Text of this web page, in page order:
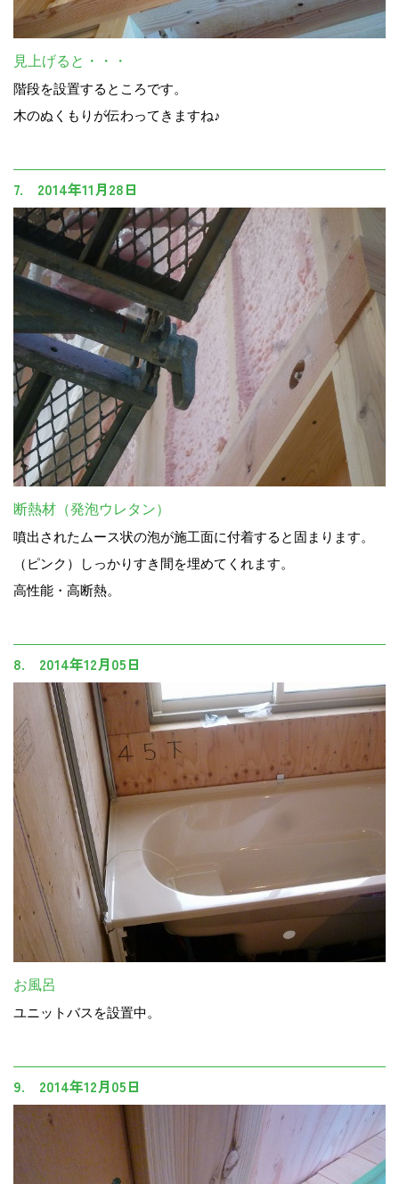
見上げると・・・
階段を設置するところです。
木のぬくもりが伝わってきますね♪
7. 2014年11月28日
断熱材（発泡ウレタン）
噴出されたムース状の泡が施工面に付着すると固まります。
（ピンク）しっかりすき間を埋めてくれます。
高性能・高断熱。
8. 2014年12月05日
お風呂
ユニットバスを設置中。
9. 2014年12月05日